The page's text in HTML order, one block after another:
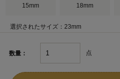
15mm 18mm
選択されたサイズ：23mm
数量： 点